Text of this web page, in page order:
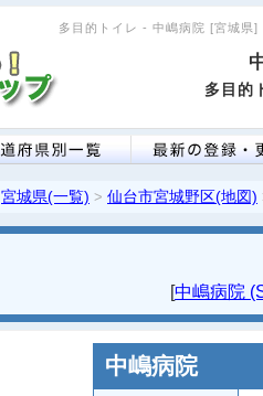
多目的トイレ - 中嶋病院 [宮城県
多目的
宮城県(一覧) > 仙台市宮城野区(地図)
[中嶋病院
中嶋病院